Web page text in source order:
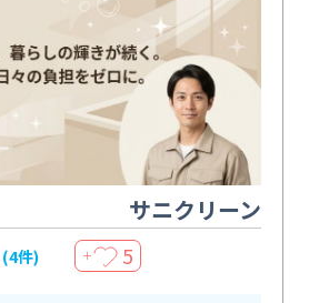
サニクリーン
(4件) ＋ 5